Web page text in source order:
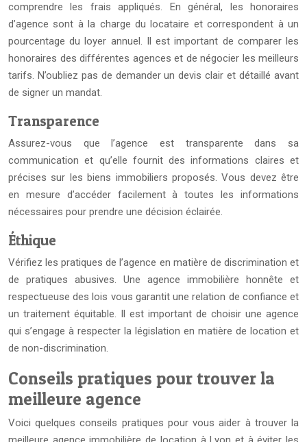
comprendre les frais appliqués. En général, les honoraires
d’agence sont à la charge du locataire et correspondent à un
pourcentage du loyer annuel. Il est important de comparer les
honoraires des différentes agences et de négocier les meilleurs
tarifs. N’oubliez pas de demander un devis clair et détaillé avant
de signer un mandat.
Transparence
Assurez-vous que l’agence est transparente dans sa
communication et qu’elle fournit des informations claires et
précises sur les biens immobiliers proposés. Vous devez être
en mesure d’accéder facilement à toutes les informations
nécessaires pour prendre une décision éclairée.
Éthique
Vérifiez les pratiques de l’agence en matière de discrimination et
de pratiques abusives. Une agence immobilière honnête et
respectueuse des lois vous garantit une relation de confiance et
un traitement équitable. Il est important de choisir une agence
qui s’engage à respecter la législation en matière de location et
de non-discrimination.
Conseils pratiques pour trouver la
meilleure agence
Voici quelques conseils pratiques pour vous aider à trouver la